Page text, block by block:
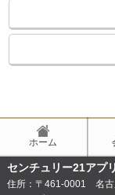
ホーム
センチュリー21アプ
住所：〒461-0001 名古